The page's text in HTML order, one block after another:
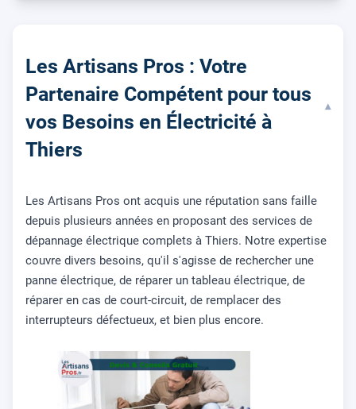
Les Artisans Pros : Votre
Partenaire Compétent pour tous
vos Besoins en Électricité à
Thiers
▾
Les Artisans Pros ont acquis une réputation sans faille
depuis plusieurs années en proposant des services de
dépannage électrique complets à Thiers. Notre expertise
couvre divers besoins, qu'il s'agisse de rechercher une
panne électrique, de réparer un tableau électrique, de
réparer en cas de court-circuit, de remplacer des
interrupteurs défectueux, et bien plus encore.